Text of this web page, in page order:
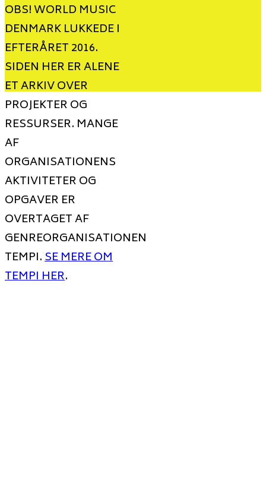
OBS! WORLD MUSIC
DENMARK LUKKEDE I
EFTERÅRET 2016.
SIDEN HER ER ALENE
ET ARKIV OVER
PROJEKTER OG
RESSURSER. MANGE
AF
ORGANISATIONENS
AKTIVITETER OG
OPGAVER ER
OVERTAGET AF
GENREORGANISATIONEN
TEMPI.SE MERE OM
TEMPI HER.